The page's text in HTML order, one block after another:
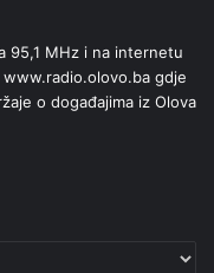
95,1 MHz i na internetu
gdje
o događajima iz Olova